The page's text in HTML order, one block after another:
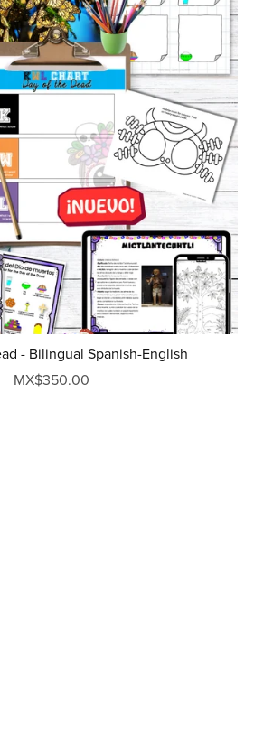
- Bilingual Spanish-English
MX$350.00